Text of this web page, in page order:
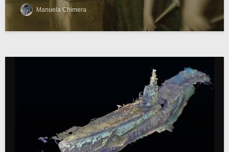
Manuela Chimera